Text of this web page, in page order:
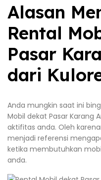
Alasan
Rental
Pasar
dari
Anda mungkin saat ini
Mobil dekat Pasar Karang
aktifitas anda. Oleh
menjadi referensi
ketika membutuhkan
anda.